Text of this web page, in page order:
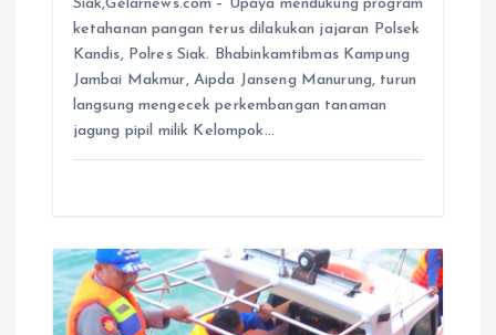
Siak,Gelarnews.com – Upaya mendukung program
ketahanan pangan terus dilakukan jajaran Polsek
Kandis, Polres Siak. Bhabinkamtibmas Kampung
Jambai Makmur, Aipda Janseng Manurung, turun
langsung mengecek perkembangan tanaman
jagung pipil milik Kelompok…